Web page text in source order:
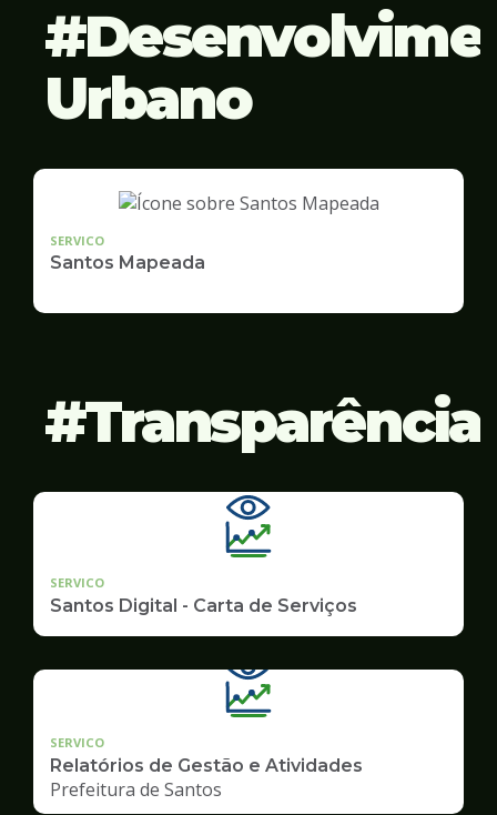
Urbano
SERVICO
Santos Mapeada
Transparência
SERVICO
Santos Digital - Carta de Serviços
SERVICO
Relatórios de Gestão e Atividades
Prefeitura de Santos